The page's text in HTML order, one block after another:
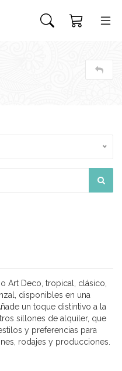
Art Deco, tropical, clásico,
disponibles en una
un toque distintivo a la
sillones de alquiler, que
y preferencias para
rodajes y producciones.